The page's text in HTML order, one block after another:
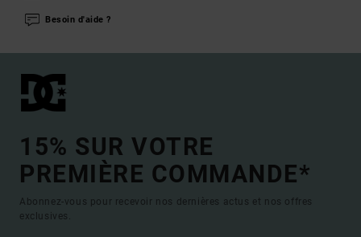
Besoin d'aide ?
15% SUR VOTRE
PREMIÈRE COMMANDE*
Abonnez-vous pour recevoir nos dernières actus et nos offres
exclusives.